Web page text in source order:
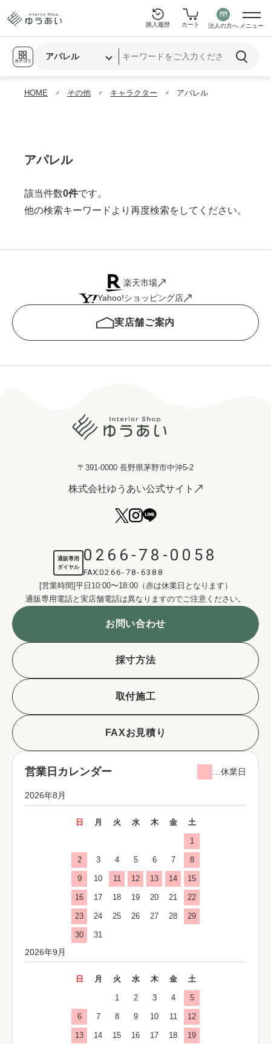
カテゴリ
購入履歴 カート 法人の方へ メニュー
HOME その他 キャラクター アパレル
アパレル
該当件数0件です。
他の検索キーワードより再度検索をしてください。
楽天市場
Yahoo!ショッピング店
実店舗ご案内
〒391-0000 長野県茅野市中沖5-2
株式会社ゆうあい公式サイト
通販専用
ダイヤル
0266-78-0058
FAX:0266-78-6388
[営業時間]平日10:00〜18:00（赤は休業日となります）
通販専用電話と実店舗電話は異なりますのでご注意ください。
お問い合わせ
採寸方法
取付施工
FAXお見積り
営業日カレンダー …休業日
2026年8月
日 月 火 水 木 金 土
1
2 3 4 5 6 7 8
9 10 11 12 13 14 15
16 17 18 19 20 21 22
23 24 25 26 27 28 29
30 31
2026年9月
日 月 火 水 木 金 土
1 2 3 4 5
6 7 8 9 10 11 12
13 14 15 16 17 18 19